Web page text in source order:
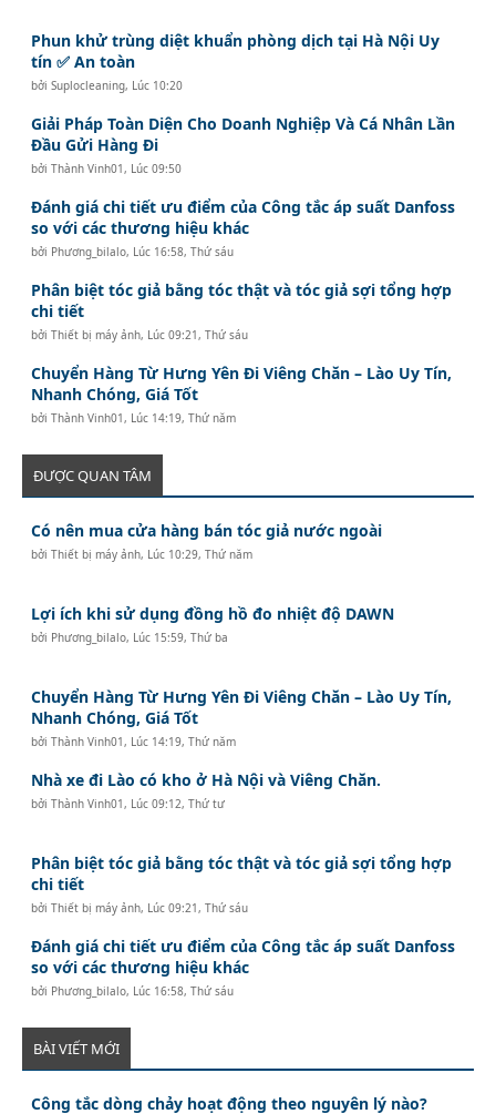
Phun khử trùng diệt khuẩn phòng dịch tại Hà Nội Uy
tín ✅ An toàn
bởiSuplocleaning, Lúc 10:20
Giải Pháp Toàn Diện Cho Doanh Nghiệp Và Cá Nhân Lần
Đầu Gửi Hàng Đi
bởiThành Vinh01 , Lúc 09:50
Đánh giá chi tiết ưu điểm của Công tắc áp suất Danfoss
so với các thương hiệu khác
bởi Phương_bilalo, Lúc 16:58, Thứ sáu
Phân biệt tóc giả bằng tóc thật và tóc giả sợi tổng hợp
chi tiết
bởiThiết bị máy ảnh, Lúc 09:21, Thứ sáu
Chuyển Hàng Từ Hưng Yên Đi Viêng Chăn – Lào Uy Tín,
Nhanh Chóng, Giá Tốt
bởiThành Vinh01 , Lúc 14:19, Thứ năm
ĐƯỢC QUAN TÂM
Có nên mua cửa hàng bán tóc giả nước ngoài
bởiThiết bị máy ảnh, Lúc 10:29, Thứ năm
Lợi ích khi sử dụng đồng hồ đo nhiệt độ DAWN
bởi Phương_bilalo, Lúc 15:59, Thứ ba
Chuyển Hàng Từ Hưng Yên Đi Viêng Chăn – Lào Uy Tín,
Nhanh Chóng, Giá Tốt
bởiThành Vinh01 , Lúc 14:19, Thứ năm
Nhà xe đi Lào có kho ở Hà Nội và Viêng Chăn.
bởiThành Vinh01 , Lúc 09:12, Thứ tư
Phân biệt tóc giả bằng tóc thật và tóc giả sợi tổng hợp
chi tiết
bởiThiết bị máy ảnh, Lúc 09:21, Thứ sáu
Đánh giá chi tiết ưu điểm của Công tắc áp suất Danfoss
so với các thương hiệu khác
bởi Phương_bilalo, Lúc 16:58, Thứ sáu
BÀI VIẾT MỚI
Công tắc dòng chảy hoạt động theo nguyên lý nào?